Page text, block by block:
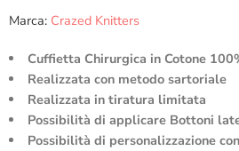
Marca: Crazed Knitters
Cuffietta Chirurgica in Cotone
Realizzata con metodo sartoriale
Realizzata in tiratura limitata
Possibilità di applicare Bottoni
Possibilità di personalizzazione